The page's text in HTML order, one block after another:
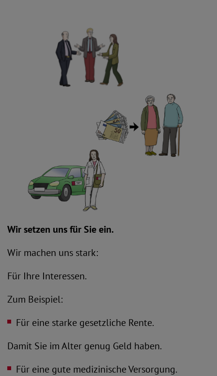
Wir setzen uns für Sie ein.
Wir machen uns stark:
Für Ihre Interessen.
Zum Beispiel:
Für eine starke gesetzliche Rente.
Damit Sie im Alter genug Geld haben.
Für eine gute medizinische Versorgung.